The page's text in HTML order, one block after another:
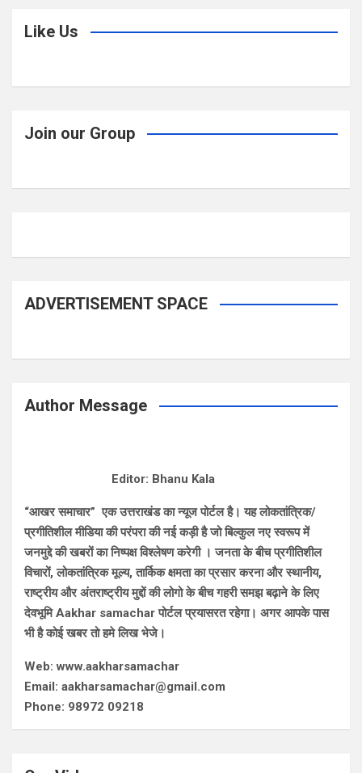
Like Us
Join our Group
ADVERTISEMENT SPACE
Author Message
Editor: Bhanu Kala
“आखर समाचार” एक उत्तराखंड का न्यूज पोर्टल है। यह लोकतांत्रिक/
प्रगीतिशील मीडिया की परंपरा की नई कड़ी है जो बिल्कुल नए स्वरूप में
जनमुद्दे की खबरों का निष्पक्ष विश्लेषण करेगी । जनता के बीच प्रगीतिशील
विचारों, लोकतांत्रिक मूल्य, तार्किक क्षमता का प्रसार करना और स्थानीय,
राष्ट्रीय और अंतराष्ट्रीय मुद्दों की लोगो के बीच गहरी समझ बढ़ाने के लिए
देवभूमि Aakhar samachar पोर्टल प्रयासरत रहेगा। अगर आपके पास
भी है कोई खबर तो हमे लिख भेजे।
Web: www.aakharsamachar
Email: aakharsamachar@gmail.com
Phone: 98972 09218